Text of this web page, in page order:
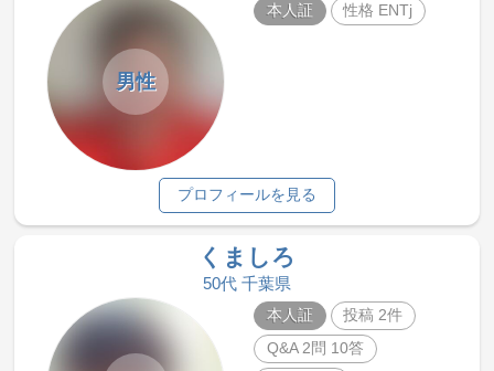
男性
本人証 性格 ENTj
プロフィールを見る
くましろ
50代 千葉県
本人証
投稿 2件
Q&A 2問 10答